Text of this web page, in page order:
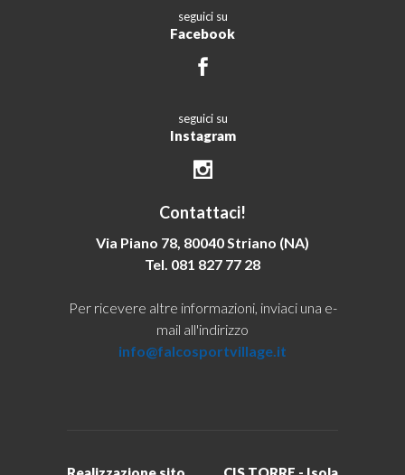
seguici su
Facebook
seguici su
Instagram
Contattaci!
Via Piano 78, 80040 Striano (NA)
Tel. 081 827 77 28
Per ricevere altre informazioni, inviaci una e-
mail all'indirizzo
info@falcosportvillage.it